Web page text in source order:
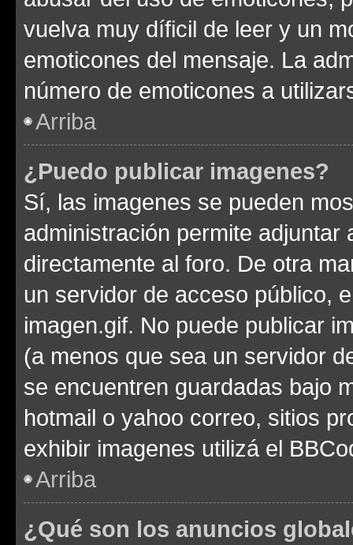
vuelva muy díficil de leer y un
emoticones del mensaje. La
número de emoticones a
Arriba
¿Puedo publicar imagenes?
Sí, las imagenes se pueden
administración permite
directamente al foro. De otra
un servidor de acceso público,
imagen.gif. No puede publicar
(a menos que sea un servidor
se encuentren guardadas bajo
hotmail o yahoo correo, sitios
exhibir imagenes utilizá el
Arriba
¿Qué son los anuncios